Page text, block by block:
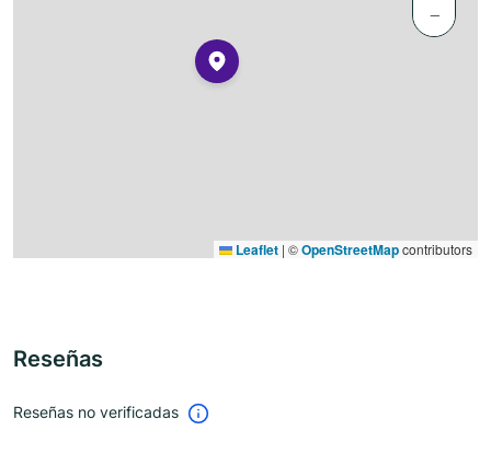
−
Leaflet | ©OpenStreetMapcontributors
Reseñas
Reseñas no verificadas